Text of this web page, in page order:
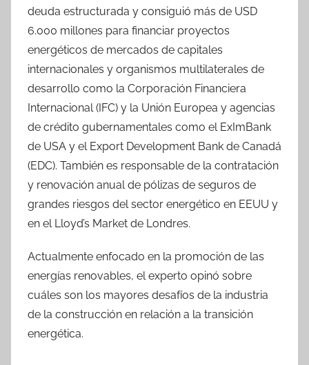
deuda estructurada y consiguió más de USD
6.000 millones para financiar proyectos
energéticos de mercados de capitales
internacionales y organismos multilaterales de
desarrollo como la Corporación Financiera
Internacional (IFC) y la Unión Europea y agencias
de crédito gubernamentales como el ExImBank
de USA y el Export Development Bank de Canadá
(EDC). También es responsable de la contratación
y renovación anual de pólizas de seguros de
grandes riesgos del sector energético en EEUU y
en el Lloyd’s Market de Londres.
Actualmente enfocado en la promoción de las
energías renovables, el experto opinó sobre
cuáles son los mayores desafíos de la industria
de la construcción en relación a la transición
energética.